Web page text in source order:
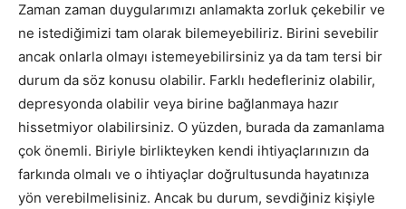
Zaman zaman duygularımızı anlamakta zorluk çekebilir ve
ne istediğimizi tam olarak bilemeyebiliriz. Birini sevebilir
ancak onlarla olmayı istemeyebilirsiniz ya da tam tersi bir
durum da söz konusu olabilir. Farklı hedefleriniz olabilir,
depresyonda olabilir veya birine bağlanmaya hazır
hissetmiyor olabilirsiniz. O yüzden, burada da zamanlama
çok önemli. Biriyle birlikteyken kendi ihtiyaçlarınızın da
farkında olmalı ve o ihtiyaçlar doğrultusunda hayatınıza
yön verebilmelisiniz. Ancak bu durum, sevdiğiniz kişiyle